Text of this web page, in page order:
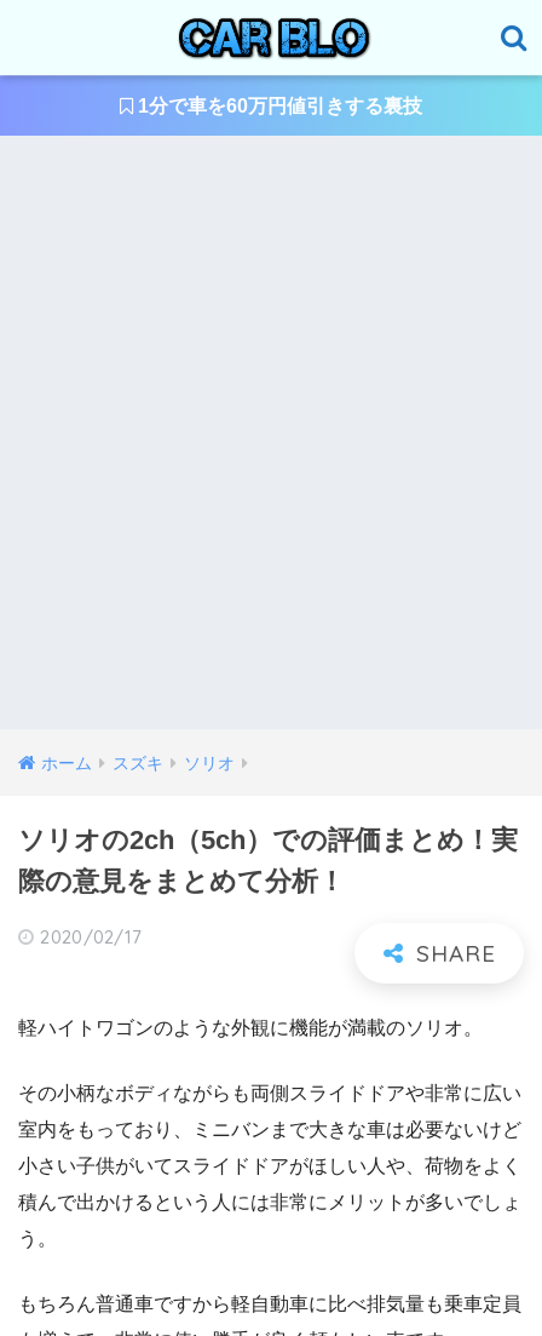
1分で車を60万円値引きする裏技
ホーム スズキ ソリオ
ソリオの2ch（5ch）での評価まとめ！実
際の意見をまとめて分析！
2020/02/17
軽ハイトワゴンのような外観に機能が満載のソリオ。
その小柄なボディながらも両側スライドドアや非常に広い
室内をもっており、ミニバンまで大きな車は必要ないけど
小さい子供がいてスライドドアがほしい人や、荷物をよく
積んで出かけるという人には非常にメリットが多いでしょ
う。
もちろん普通車ですから軽自動車に比べ排気量も乗車定員